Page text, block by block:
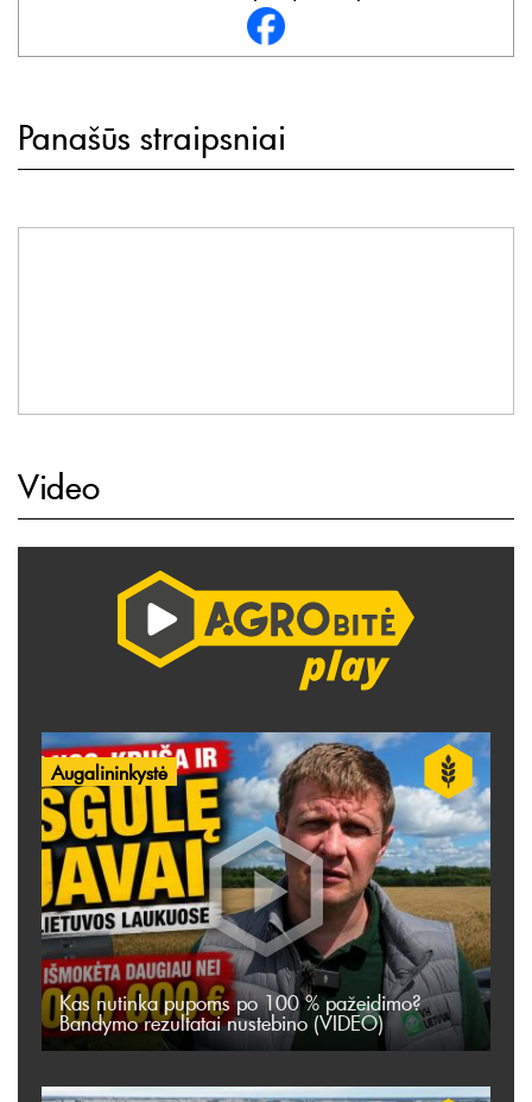
Panašūs straipsniai
Video
Augalininkystė
Kas nutinka pupoms po 100 % pažeidimo?
Bandymo rezultatai nustebino (VIDEO)